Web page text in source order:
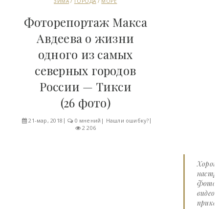
Фоторепортаж Макса
Авдеева о жизни
одного из самых
северных городов
России — Тикси
(26 фото)
21-мар, 2018 0 мнений | Нашли ошибку?
2 206
Фото
видео